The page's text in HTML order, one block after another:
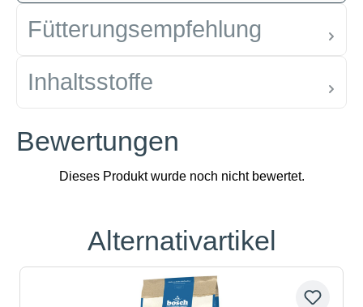
Fütterungsempfehlung
Inhaltsstoffe
Bewertungen
Produktgalerie überspringen
Alternativartikel